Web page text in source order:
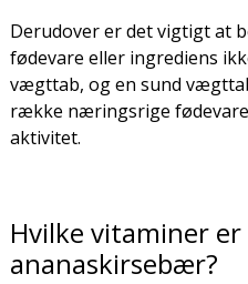
Derudover er det vigtigt at
fødevare eller ingrediens
vægttab, og en sund
række næringsrige
aktivitet.
Hvilke vitaminer er
ananaskirsebær?